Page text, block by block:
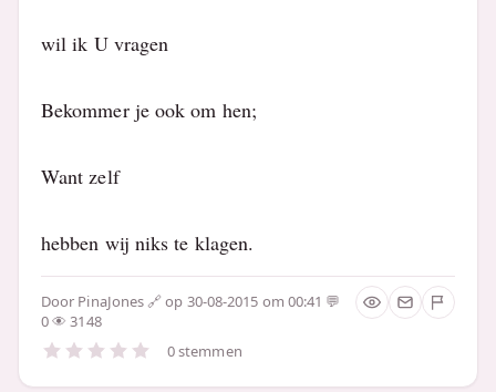
wil ik U vragen
Bekommer je ook om hen;
Want zelf
hebben wij niks te klagen.
Door PinaJones
op 30-08-2015 om 00:41
0
3148
0 stemmen